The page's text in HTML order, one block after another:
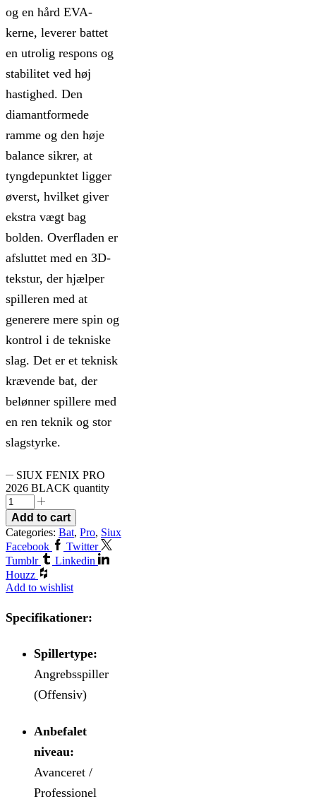
og en hård EVA-
kerne, leverer battet
en utrolig respons og
stabilitet ved høj
hastighed. Den
diamantformede
ramme og den høje
balance sikrer, at
tyngdepunktet ligger
øverst, hvilket giver
ekstra vægt bag
bolden. Overfladen er
afsluttet med en 3D-
tekstur, der hjælper
spilleren med at
generere mere spin og
kontrol i de tekniske
slag. Det er et teknisk
krævende bat, der
belønner spillere med
en ren teknik og stor
slagstyrke.
SIUX FENIX PRO
2026 BLACK quantity
Add to cart
Categories: Bat, Pro, Siux
Facebook
Twitter
Tumblr
Linkedin
Houzz
Add to wishlist
Specifikationer:
Spillertype:
Angrebsspiller
(Offensiv)
Anbefalet
niveau:
Avanceret /
Professionel